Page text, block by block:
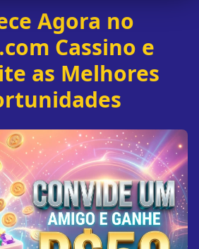
Agora no
Cassino e
as Melhores